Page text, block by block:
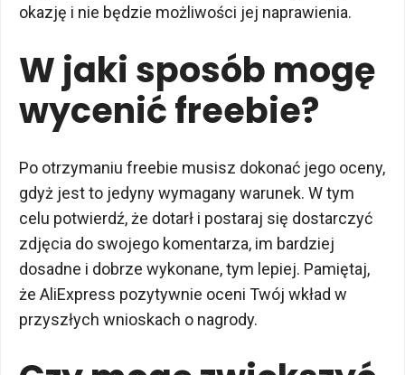
okazję i nie będzie możliwości jej naprawienia.
W jaki sposób mogę
wycenić freebie?
Po otrzymaniu freebie musisz dokonać jego oceny,
gdyż jest to jedyny wymagany warunek. W tym
celu potwierdź, że dotarł i postaraj się dostarczyć
zdjęcia do swojego komentarza, im bardziej
dosadne i dobrze wykonane, tym lepiej. Pamiętaj,
że AliExpress pozytywnie oceni Twój wkład w
przyszłych wnioskach o nagrody.